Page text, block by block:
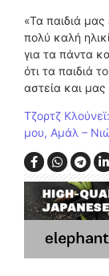
«Τα παιδιά μας
πολύ καλή
για τα πάντα
ότι τα παιδιά
αστεία και
Τζορτζ
μου, Αμάλ –